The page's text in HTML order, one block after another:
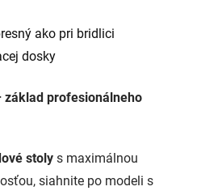
ako pri bridlici
dosky
základ profesionálneho
stoly s maximálnou
siahnite po modeli s